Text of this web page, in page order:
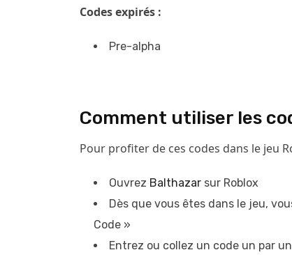
Codes expirés :
Pre-alpha
Comment utiliser les
Pour profiter de ces codes dans le jeu
Ouvrez Balthazar sur Roblox
Dès que vous êtes dans le jeu,
Code »
Entrez ou collez un code un par